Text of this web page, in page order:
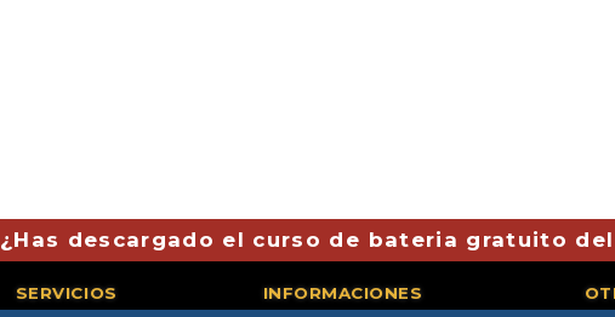
¿Has descargado el curso de bateria gratuito del
SERVICIOS INFORMACIONES